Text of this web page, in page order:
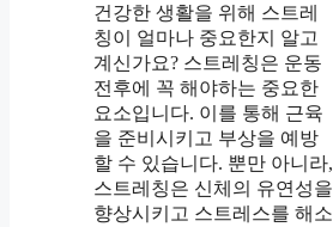
건강한 생활을 위해 스트레
칭이 얼마나 중요한지 알고
계신가요? 스트레칭은 운동
전후에 꼭 해야하는 중요한
요소입니다. 이를 통해 근육
을 준비시키고 부상을 예방
할 수 있습니다. 뿐만 아니라,
스트레칭은 신체의 유연성을
향상시키고 스트레스를 해소